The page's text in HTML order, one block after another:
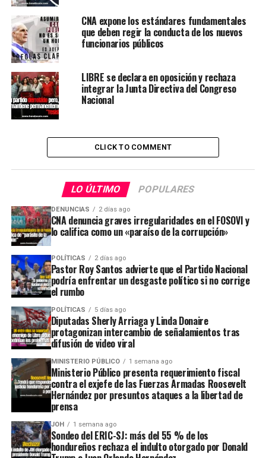
CNA expone los estándares fundamentales
que deben regir la conducta de los nuevos
funcionarios públicos
LIBRE se declara en oposición y rechaza
integrar la Junta Directiva del Congreso
Nacional
CLICK TO COMMENT
LO ÚLTIMO POPULARES
DENUNCIAS 2 días ago
CNA denuncia graves irregularidades en el FOSOVI y
lo califica como un «paraíso de la corrupción»
POLÍTICAS 2 días ago
Pastor Roy Santos advierte que el Partido Nacional
podría enfrentar un desgaste político si no corrige
el rumbo
POLÍTICAS 5 días ago
Diputadas Sherly Arriaga y Linda Donaire
protagonizan intercambio de señalamientos tras
difusión de video viral
MINISTERIO PÚBLICO 1 semana ago
Ministerio Público presenta requerimiento fiscal
contra el exjefe de las Fuerzas Armadas Roosevelt
Hernández por presuntos ataques a la libertad de
prensa
JOH 1 semana ago
Sondeo del ERIC-SJ: más del 55 % de los
hondureños rechaza el indulto otorgado por Donald